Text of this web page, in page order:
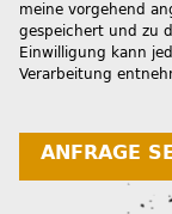
meine vorgehend
gespeichert und zu
Einwilligung kann
Verarbeitung
ANFRAGE